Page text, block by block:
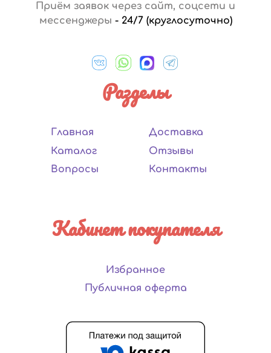
Приём заявок через сайт, соцсети и
мессенджеры - 24/7 (круглосуточно)
Разделы
Главная
Каталог
Вопросы
Доставка
Отзывы
Контакты
Кабинет покупателя
Избранное
Публичная оферта